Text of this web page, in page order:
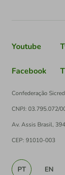
Youtube
Facebook
Confederação
CNPJ: 03.795.072/
Av. Assis Brasil,
CEP: 91010-003
PT EN